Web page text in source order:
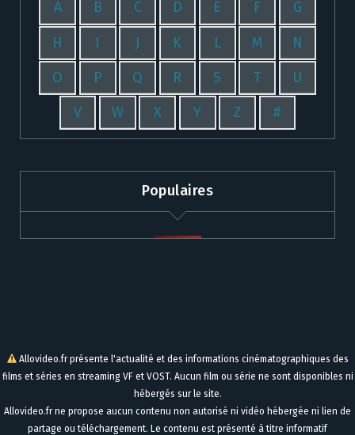
A B C D E F G
H I J K L M N
O P Q R S T U
V W X Y Z #
Populaires
Allovideo.fr présente l'actualité et des informations cinématographiques des
films et séries en streaming VF et VOST. Aucun film ou série ne sont disponibles ni
hébergés sur le site.
Allovideo.fr ne propose aucun contenu non autorisé ni vidéo hébergée ni lien de
partage ou téléchargement. Le contenu est présenté à titre informatif